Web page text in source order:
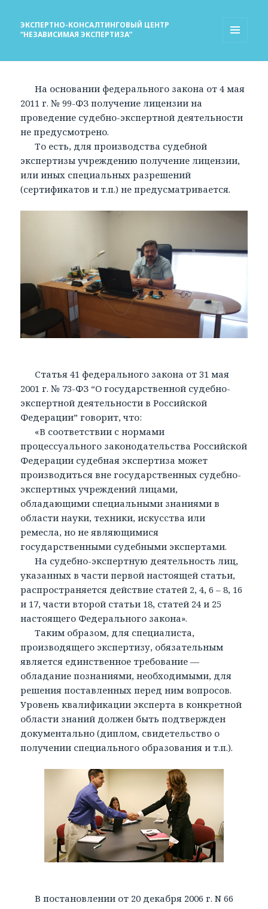
ЭКСПЕРТНО-КОНСАЛТИНГОВЫЙ ЦЕНТР
“НЕЗАВИСИМАЯ ЭКСПЕРТИЗА”
На основании федерального закона от 4 мая
2011 г. № 99-ФЗ получение лицензии на
проведение судебно-экспертной деятельности
не предусмотрено.
То есть, для производства судебной
экспертизы учреждению получение лицензии,
или иных специальных разрешений
(сертификатов и т.п.) не предусматривается.
Статья 41 федерального закона от 31 мая
2001 г. № 73-ФЗ “О государственной судебно-
экспертной деятельности в Российской
Федерации” говорит, что:
«В соответствии с нормами
процессуального законодательства Российской
Федерации судебная экспертиза может
производиться вне государственных судебно-
экспертных учреждений лицами,
обладающими специальными знаниями в
области науки, техники, искусства или
ремесла, но не являющимися
государственными судебными экспертами.
На судебно-экспертную деятельность лиц,
указанных в части первой настоящей статьи,
распространяется действие статей 2, 4, 6 – 8, 16
и 17, части второй статьи 18, статей 24 и 25
настоящего Федерального закона».
Таким образом, для специалиста,
производящего экспертизу, обязательным
является единственное требование —
обладание познаниями, необходимыми, для
решения поставленных перед ним вопросов.
Уровень квалификации эксперта в конкретной
области знаний должен быть подтвержден
документально (диплом, свидетельство о
получении специального образования и т.п.).
В постановлении от 20 декабря 2006 г. N 66